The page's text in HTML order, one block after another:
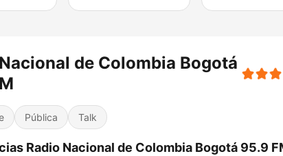
de Colombia Bogotá
Pública Talk
Radio Nacional de Colombia Bogotá 95.9